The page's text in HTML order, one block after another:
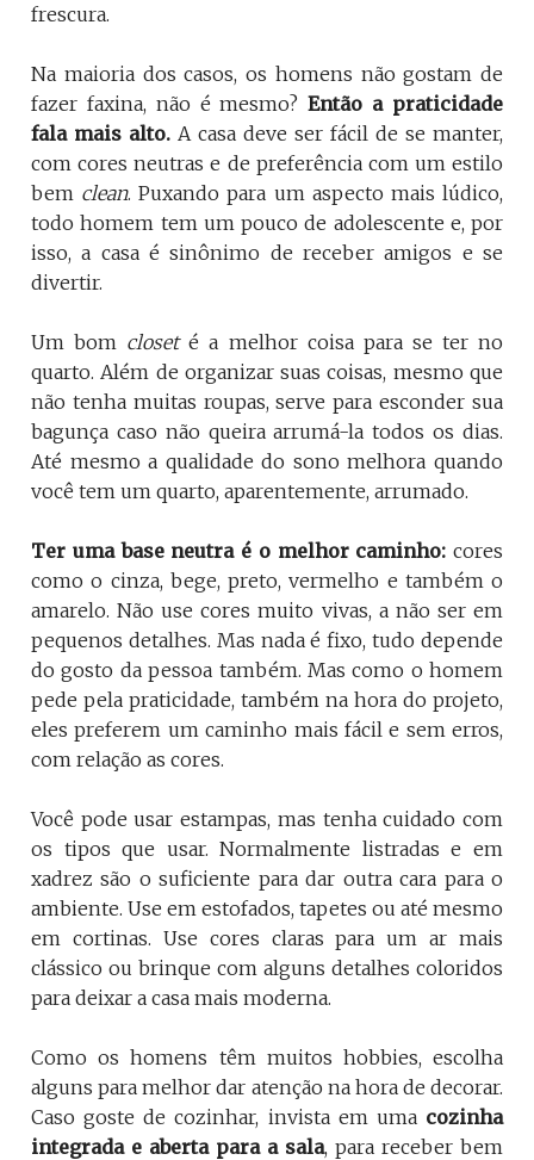
frescura.
Na maioria dos casos, os homens não gostam de
fazer faxina, não é mesmo?Então a praticidade
fala mais alto. A casa deve ser fácil de se manter,
com cores neutras e de preferência com um estilo
bem clean. Puxando para um aspecto mais lúdico,
todo homem tem um pouco de adolescente e, por
isso, a casa é sinônimo de receber amigos e se
divertir.
Um bom closeté a melhor coisa para se ter no
quarto. Além de organizar suas coisas, mesmo que
não tenha muitas roupas, serve para esconder sua
bagunça caso não queira arrumá-la todos os dias.
Até mesmo a qualidade do sono melhora quando
você tem um quarto, aparentemente, arrumado.
Ter uma base neutra é o melhor caminho: cores
como o cinza, bege, preto, vermelho e também o
amarelo. Não use cores muito vivas, a não ser em
pequenos detalhes. Mas nada é fixo, tudo depende
do gosto da pessoa também. Mas como o homem
pede pela praticidade, também na hora do projeto,
eles preferem um caminho mais fácil e sem erros,
com relação as cores.
Você pode usar estampas, mas tenha cuidado com
os tipos que usar. Normalmente listradas e em
xadrez são o suficiente para dar outra cara para o
ambiente. Use em estofados, tapetes ou até mesmo
em cortinas. Use cores claras para um ar mais
clássico ou brinque com alguns detalhes coloridos
para deixar a casa mais moderna.
Como os homens têm muitos hobbies, escolha
alguns para melhor dar atenção na hora de decorar.
Caso goste de cozinhar, invista em uma cozinha
integrada e aberta para a sala, para receber bem